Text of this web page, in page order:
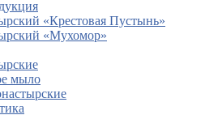
«Крестовая Пустынь»
«Мухомор»
мыло